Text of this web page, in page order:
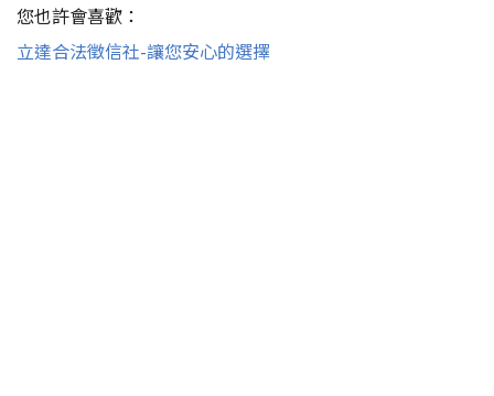
您也許會喜歡：
立達合法徵信社-讓您安心的選擇